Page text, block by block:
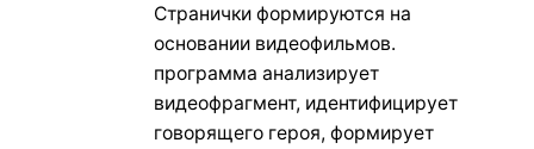
Странички формируются на
основании видеофильмов.
программа анализирует
видеофрагмент, идентифицирует
говорящего героя, формирует